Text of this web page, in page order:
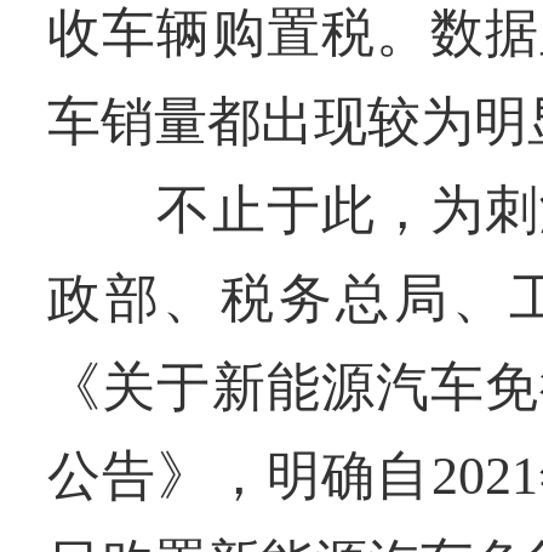
收车辆购置税。数
车销量都出现较为
不止于此，为刺
政部、税务总局、
《关于新能源汽车
公告》，明确自